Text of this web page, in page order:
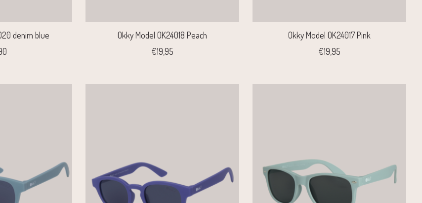
denim blue
Okky Model OK24018 Peach
€19,95
Okky Model OK24017 Pink
€19,95